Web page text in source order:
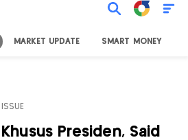
MARKET UPDATE SMART MONEY
ISSUE
Presiden, Said